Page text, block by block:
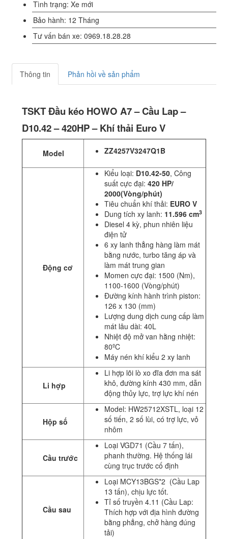
Tình trạng: Xe mới
Bảo hành: 12 Tháng
Tư vấn bán xe: 0969.18.28.28
Thông tin Phản hồi về sản phẩm
TSKT Đầu kéo HOWO A7 – Cầu Lap –
D10.42 – 420HP – Khí thải Euro V
Model ZZ4257V3247Q1B
Động cơ
Kiểu loại: D10.42-50, Công
suất cực đại: 420 HP/
2000(Vòng/phút)
Tiêu chuẩn khí thải: EURO V
Dung tích xy lanh: 11.596 cm3
Diesel 4 kỳ, phun nhiên liệu
điện tử
6 xy lanh thẳng hàng làm mát
bằng nước, turbo tăng áp và
làm mát trung gian
Momen cực đại: 1500 (Nm),
1100-1600 (Vòng/phút)
Đường kính hành trình piston:
126 x 130 (mm)
Lượng dung dịch cung cấp làm
mát lâu dài: 40L
Nhiệt độ mở van hằng nhiệt:
80ºC
Máy nén khí kiểu 2 xy lanh
Li hợp
Li hợp lõi lò xo đĩa đơn ma sát
khô, đường kính 430 mm, dẫn
động thủy lực, trợ lực khí nén
Hộp số
Model: HW25712XSTL, loại 12
số tiến, 2 số lùi, có trợ lực, vỏ
nhôm
Cầu trước
Loại VGD71 (Cầu 7 tấn),
phanh thường. Hệ thống lái
cùng trục trước cố định
Cầu sau
Loại MCY13BGS*2 (Cầu Lap
13 tấn), chịu lực tốt.
Tỉ số truyền 4.11 (Cầu Lap:
Thích hợp với địa hình đường
bằng phẳng, chở hàng đúng
tải)